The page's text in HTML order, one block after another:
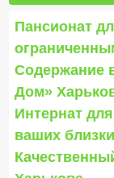
Пансионат
Содержание
Дом»
Интернат
ваших